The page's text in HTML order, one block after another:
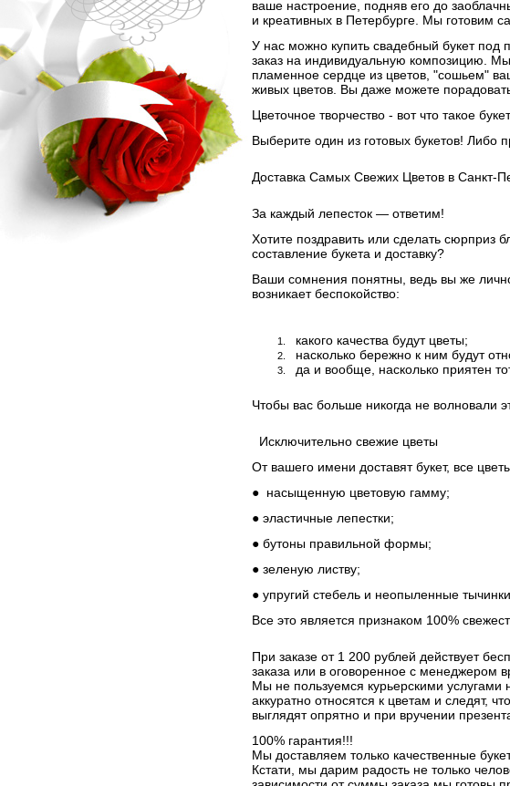
ваше настроение, подняв его до
и креативных в Петербурге. Мы готовим
У нас можно купить свадебный букет под
заказ на индивидуальную композицию.
пламенное сердце из цветов, "сошьем"
живых цветов. Вы даже можете
Цветочное творчество - вот что такое
Выберите один из готовых букетов! Либо
Доставка Самых Свежих Цветов в Санкт-
За каждый лепесток — ответим!
Хотите поздравить или сделать сюрприз
составление букета и доставку?
Ваши сомнения понятны, ведь вы же
возникает беспокойство:
какого качества будут цветы;
насколько бережно к ним будут
да и вообще, насколько приятен
Чтобы вас больше никогда не волновали
Исключительно свежие цветы
От вашего имени доставят букет, все
● насыщенную цветовую гамму;
● эластичные лепестки;
● бутоны правильной формы;
● зеленую листву;
● упругий стебель и неопыленные тычинки.
Все это является признаком 100%
При заказе от 1 200 рублей действует
заказа или в оговоренное с менеджером
Мы не пользуемся курьерскими услугами
аккуратно относятся к цветам и следят,
выглядят опрятно и при вручении
100% гарантия!!!
Мы доставляем только качественные
Кстати, мы дарим радость не только